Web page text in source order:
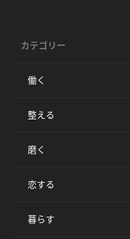
カテゴリー
働く
整える
磨く
恋する
暮らす